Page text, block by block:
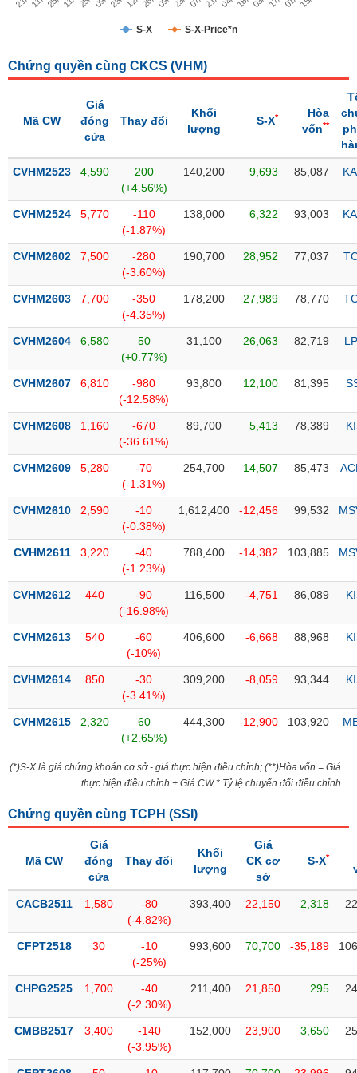
cổ
phiếu
mô
trường
yết
yết
mới
Niêm
yết
sung
niêm
Theo
đặc
biệt
Không
được
quỹ
mục
Cổ
chi
tiết
Tổng
dịch
chính
tích
thuật
sơ
doanh
Tin
sự
S-X S-X-Price*n
Chứng quyền cùng CKCS (VHM)
Mã CW
Giá
đóng
cửa
Thay đổi
Khối
lượng
S-X*
Hòa
vốn**
CVHM2523 4,590
200
(+4.56%)
140,200 9,693 85,087
CVHM2524 5,770
-110
(-1.87%)
138,000 6,322 93,003
CVHM2602 7,500
-280
(-3.60%)
190,700 28,952 77,037
CVHM2603 7,700
-350
(-4.35%)
178,200 27,989 78,770
CVHM2604 6,580
50
(+0.77%)
31,100 26,063 82,719
CVHM2607 6,810
-980
(-12.58%)
93,800 12,100 81,395
CVHM2608 1,160
-670
(-36.61%)
89,700 5,413 78,389
CVHM2609 5,280
-70
(-1.31%)
254,700 14,507 85,473
CVHM2610 2,590
-10
(-0.38%)
1,612,400 -12,456 99,532
CVHM2611 3,220
-40
(-1.23%)
788,400 -14,382 103,885
CVHM2612 440
-90
(-16.98%)
116,500 -4,751 86,089
CVHM2613 540
-60
(-10%)
406,600 -6,668 88,968
CVHM2614 850
-30
(-3.41%)
309,200 -8,059 93,344
CVHM2615 2,320
60
(+2.65%)
444,300 -12,900 103,920
(*)S-X là giá chứng khoán cơ sở - giá thực hiện điều chỉnh; (**)Hòa vốn = Giá
thực hiện điều chỉnh + Giá CW * Tỷ lệ chuyển đổi điều chỉnh
Chứng quyền cùng TCPH (SSI )
Mã CW
Giá
đóng
cửa
Thay đổi
Khối
lượng
Giá
CK cơ
sở
S-X*
CACB2511 1,580
-80
(-4.82%)
393,400 22,150 2,318
CFPT2518 30
-10
(-25%)
993,600 70,700 -35,189
CHPG2525 1,700
-40
(-2.30%)
211,400 21,850 295
CMBB2517 3,400
-140
(-3.95%)
152,000 23,900 3,650
DOANH
PHIẾU
SINH
TRÁI
CÔNG
ĐẦU
DỮ
TIN
MỚI
Ngành
VS-
NĂNG
VẬT
NGHIỆP